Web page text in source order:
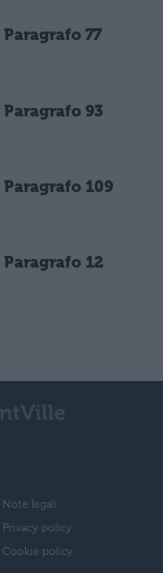
77
93
109
12
Note legali
Privacy policy
Cookie policy